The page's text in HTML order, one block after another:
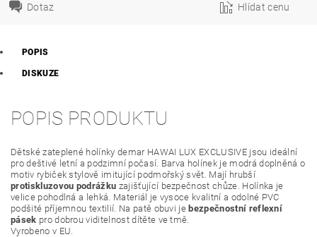
Dotaz Hlídat cenu
POPIS
DISKUZE
POPIS PRODUKTU
Dětské zateplené holínky demar HAWAI LUX EXCLUSIVE jsou ideální
pro deštivé letní a podzimní počasí. Barva holínek je modrá doplněná o
motiv rybiček stylově imitující podmořský svět. Mají hrubší
protiskluzovou podrážku zajišťující bezpečnost chůze. Holínka je
velice pohodlná a lehká. Materiál je vysoce kvalitní a odolné PVC
podšité příjemnou textilií. Na patě obuvi je bezpečnostní reflexní
pásek pro dobrou viditelnost dítěte ve tmě.
Vyrobeno v EU.